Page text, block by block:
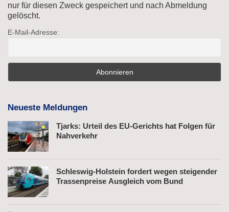
nur für diesen Zweck gespeichert und nach Abmeldung
gelöscht.
E-Mail-Adresse:
Neueste Meldungen
Tjarks: Urteil des EU-Gerichts hat Folgen für
Nahverkehr
Schleswig-Holstein fordert wegen steigender
Trassenpreise Ausgleich vom Bund